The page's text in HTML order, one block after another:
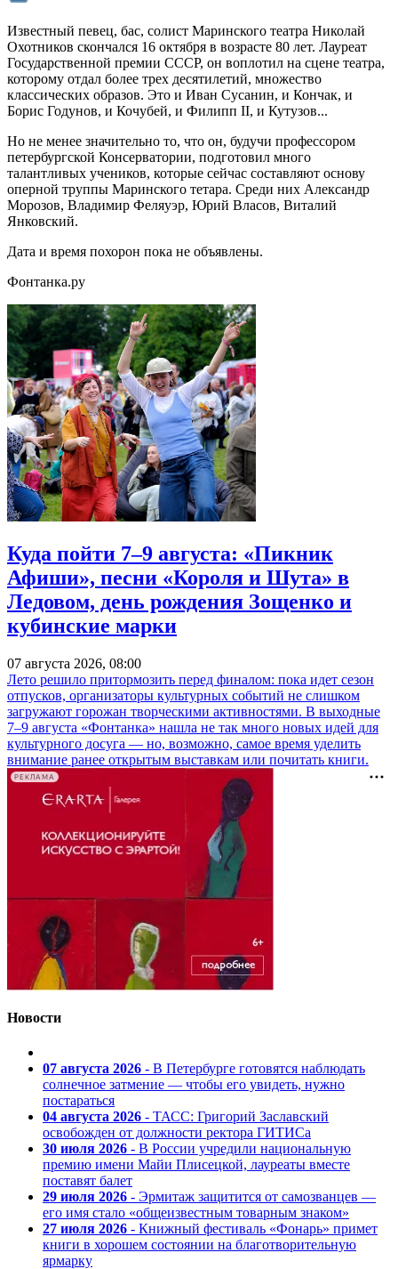
Известный певец, бас, солист Маринского театра Николай
Охотников скончался 16 октября в возрасте 80 лет. Лауреат
Государственной премии СССР, он воплотил на сцене театра,
которому отдал более трех десятилетий, множество
классических образов. Это и Иван Сусанин, и Кончак, и
Борис Годунов, и Кочубей, и Филипп II, и Кутузов...
Но не менее значительно то, что он, будучи профессором
петербургской Консерватории, подготовил много
талантливых учеников, которые сейчас составляют основу
оперной труппы Маринского тетара. Среди них Александр
Морозов, Владимир Феляуэр, Юрий Власов, Виталий
Янковский.
Дата и время похорон пока не объявлены.
Фонтанка.ру
Куда пойти 7–9 августа: «Пикник
Афиши», песни «Короля и Шута» в
Ледовом, день рождения Зощенко и
кубинские марки
07 августа 2026, 08:00
Лето решило притормозить перед финалом: пока идет сезон
отпусков, организаторы культурных событий не слишком
загружают горожан творческими активностями. В выходные
7–9 августа «Фонтанка» нашла не так много новых идей для
культурного досуга — но, возможно, самое время уделить
внимание ранее открытым выставкам или почитать книги.
РЕКЛАМА
Новости
07 августа 2026 - В Петербурге готовятся наблюдать
солнечное затмение — чтобы его увидеть, нужно
постараться
04 августа 2026 - ТАСС: Григорий Заславский
освобожден от должности ректора ГИТИСа
30 июля 2026 - В России учредили национальную
премию имени Майи Плисецкой, лауреаты вместе
поставят балет
29 июля 2026 - Эрмитаж защитится от самозванцев —
его имя стало «общеизвестным товарным знаком»
27 июля 2026 - Книжный фестиваль «Фонарь» примет
книги в хорошем состоянии на благотворительную
ярмарку